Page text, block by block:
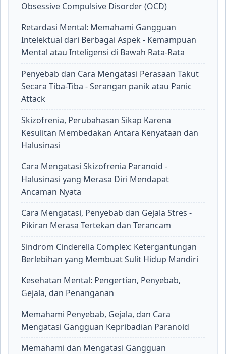
Obsessive Compulsive Disorder (OCD)
Retardasi Mental: Memahami Gangguan
Intelektual dari Berbagai Aspek - Kemampuan
Mental atau Inteligensi di Bawah Rata-Rata
Penyebab dan Cara Mengatasi Perasaan Takut
Secara Tiba-Tiba - Serangan panik atau Panic
Attack
Skizofrenia, Perubahasan Sikap Karena
Kesulitan Membedakan Antara Kenyataan dan
Halusinasi
Cara Mengatasi Skizofrenia Paranoid -
Halusinasi yang Merasa Diri Mendapat
Ancaman Nyata
Cara Mengatasi, Penyebab dan Gejala Stres -
Pikiran Merasa Tertekan dan Terancam
Sindrom Cinderella Complex: Ketergantungan
Berlebihan yang Membuat Sulit Hidup Mandiri
Kesehatan Mental: Pengertian, Penyebab,
Gejala, dan Penanganan
Memahami Penyebab, Gejala, dan Cara
Mengatasi Gangguan Kepribadian Paranoid
Memahami dan Mengatasi Gangguan